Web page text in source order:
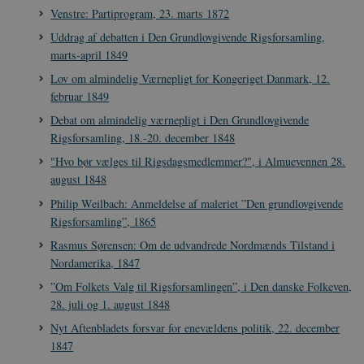
Venstre: Partiprogram, 23. marts 1872
Uddrag af debatten i Den Grundlovgivende Rigsforsamling,
marts-april 1849
Lov om almindelig Værnepligt for Kongeriget Danmark, 12.
februar 1849
Debat om almindelig værnepligt i Den Grundlovgivende
Rigsforsamling, 18.-20. december 1848
"Hvo bør vælges til Rigsdagsmedlemmer?", i Almuevennen 28.
august 1848
Philip Weilbach: Anmeldelse af maleriet ”Den grundlovgivende
Rigsforsamling”, 1865
Rasmus Sørensen: Om de udvandrede Nordmænds Tilstand i
Nordamerika, 1847
”Om Folkets Valg til Rigsforsamlingen”, i Den danske Folkeven,
28. juli og 1. august 1848
Nyt Aftenbladets forsvar for enevældens politik, 22. december
1847
be_typo_user
TYPO3 Association
.danmarkshistorien.dk
Spotify Inc.
.spotify.com
.spotify.com